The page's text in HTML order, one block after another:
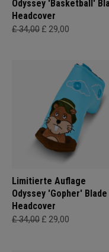
Odyssey 'Basketball'
Headcover
£ 34,00 £ 29,00
Limitierte Auflage
Odyssey 'Gopher' Blade
Headcover
£ 34,00 £ 29,00